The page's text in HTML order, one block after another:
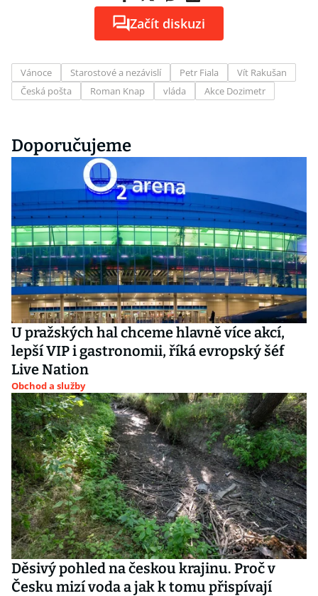
Začít diskuzi
Vánoce Starostové a nezávislí Petr Fiala
Vít Rakušan
Česká pošta
Roman Knap vláda Akce Dozimetr
Doporučujeme
U pražských hal chceme hlavně více akcí,
lepší VIP i gastronomii, říká evropský šéf
Live Nation
Obchod a služby
Děsivý pohled na českou krajinu. Proč v
Česku mizí voda a jak k tomu přispívají